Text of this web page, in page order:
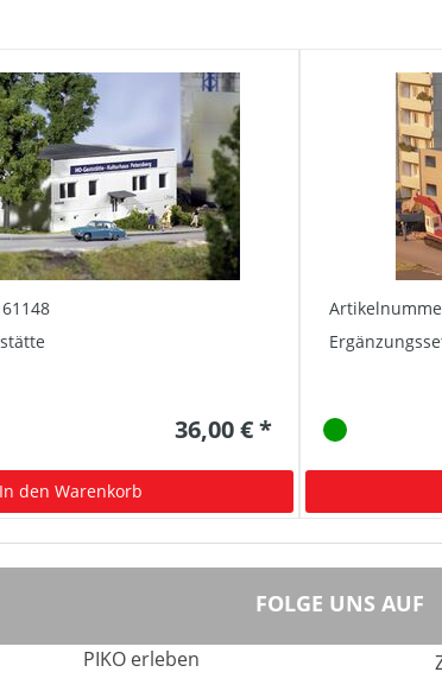
36,00 € *
In den Warenkorb
FOLGE UNS AUF
PIKO erleben